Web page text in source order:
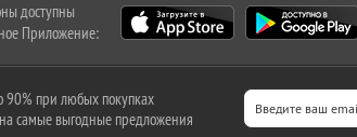
доступны
Приложение:
90% при любых покупках
самые выгодные предложения